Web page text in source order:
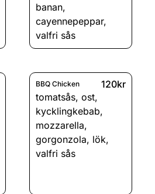
banan,
cayennepeppar,
valfri sås
BBQ Chicken
120kr
tomatsås,ost,
kycklingkebab,
mozzarella,
gorgonzola, lök,
valfri sås